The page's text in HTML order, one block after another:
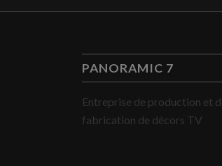
PANORAMIC 7
Entreprise de production et
fabrication de décors TV